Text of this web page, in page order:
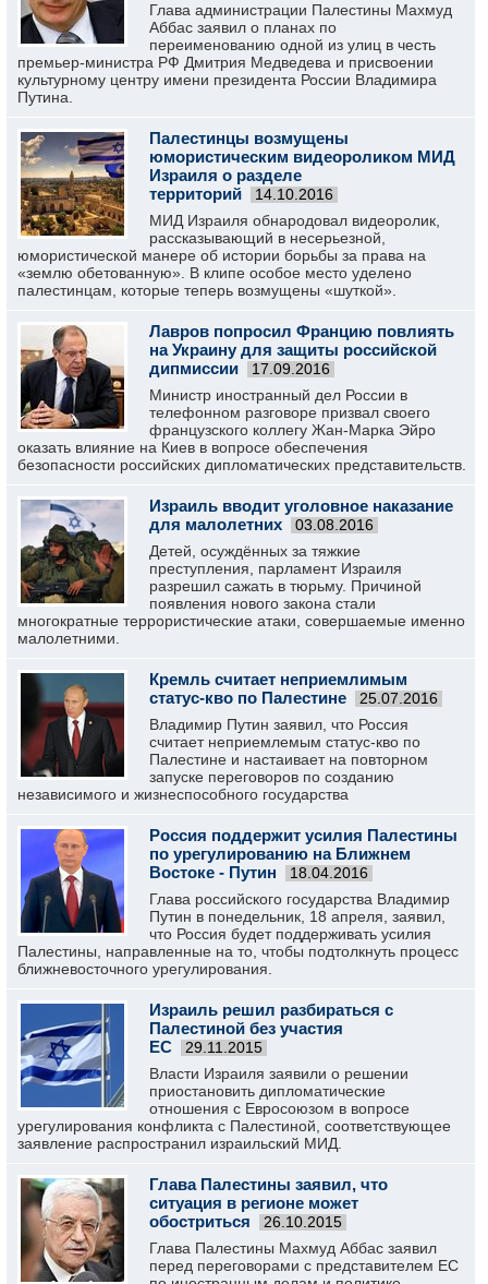
Глава администрации Палестины Махмуд
Аббас заявил о планах по
переименованию одной из улиц в честь
премьер-министра РФ Дмитрия Медведева и присвоении
культурному центру имени президента России Владимира
Путина.
Палестинцы возмущены
юмористическим видеороликом МИД
Израиля о разделе
территорий
14.10.2016
МИД Израиля обнародовал видеоролик,
рассказывающий в несерьезной,
юмористической манере об истории борьбы за права на
«землю обетованную». В клипе особое место уделено
палестинцам, которые теперь возмущены «шуткой».
Лавров попросил Францию повлиять
на Украину для защиты российской
дипмиссии
17.09.2016
Министр иностранный дел России в
телефонном разговоре призвал своего
французского коллегу Жан-Марка Эйро
оказать влияние на Киев в вопросе обеспечения
безопасности российских дипломатических представительств.
Израиль вводит уголовное наказание
для малолетних
03.08.2016
Детей, осуждённых за тяжкие
преступления, парламент Израиля
разрешил сажать в тюрьму. Причиной
появления нового закона стали
многократные террористические атаки, совершаемые именно
малолетними.
Кремль считает неприемлимым
статус-кво по Палестине
25.07.2016
Владимир Путин заявил, что Россия
считает неприемлемым статус-кво по
Палестине и настаивает на повторном
запуске переговоров по созданию
независимого и жизнеспособного государства
Россия поддержит усилия Палестины
по урегулированию на Ближнем
Востоке - Путин
18.04.2016
Глава российского государства Владимир
Путин в понедельник, 18 апреля, заявил,
что Россия будет поддерживать усилия
Палестины, направленные на то, чтобы подтолкнуть процесс
ближневосточного урегулирования.
Израиль решил разбираться с
Палестиной без участия
ЕС
29.11.2015
Власти Израиля заявили о решении
приостановить дипломатические
отношения с Евросоюзом в вопросе
урегулирования конфликта с Палестиной, соответствующее
заявление распространил израильский МИД.
Глава Палестины заявил, что
ситуация в регионе может
обостриться
26.10.2015
Глава Палестины Махмуд Аббас заявил
перед переговорами с представителем ЕС